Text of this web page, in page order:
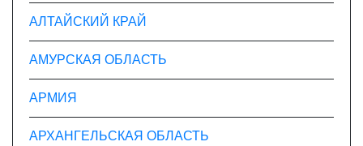
с
я
м
АЛТАЙСКИЙ КРАЙ
АМУРСКАЯ ОБЛАСТЬ
АРМИЯ
АРХАНГЕЛЬСКАЯ ОБЛАСТЬ